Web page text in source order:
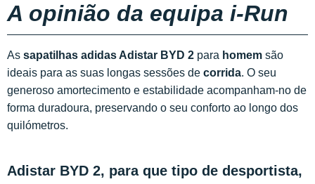
A opinião da equipa i-Run
As sapatilhas adidas Adistar BYD 2 para homem são
ideais para as suas longas sessões de corrida. O seu
generoso amortecimento e estabilidade acompanham-no de
forma duradoura, preservando o seu conforto ao longo dos
quilómetros.
Adistar BYD 2, para que tipo de desportista,